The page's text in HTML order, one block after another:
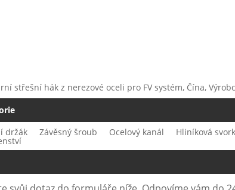
střešní hák z nerezové oceli pro FV systém, Čína,
držák Závěsný šroub Ocelový kanál Hliníková